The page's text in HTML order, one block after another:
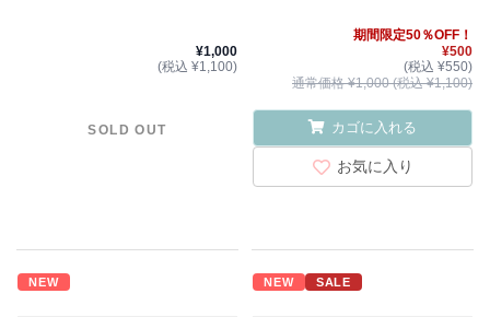
¥1,000
(税込 ¥1,100)
SOLD OUT
期間限定50％OFF！
¥500
(税込 ¥550)
通常価格 ¥1,000 (税込 ¥1,100)
カゴに入れる
お気に入り
NEW NEW SALE